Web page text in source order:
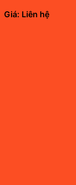
Giá: Liên hệ